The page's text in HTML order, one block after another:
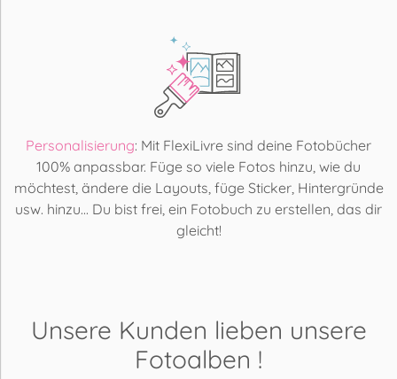
Personalisierung: Mit FlexiLivre sind deine Fotobücher
100% anpassbar. Füge so viele Fotos hinzu, wie du
möchtest, ändere die Layouts, füge Sticker, Hintergründe
usw. hinzu... Du bist frei, ein Fotobuch zu erstellen, das dir
gleicht!
Unsere Kunden lieben unsere
Fotoalben !